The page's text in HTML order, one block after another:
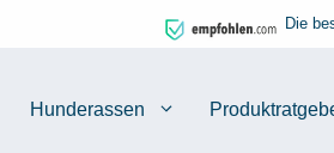
Die
Hunderassen